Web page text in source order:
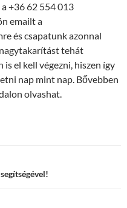
+36 62 554 013
emailt a
és csapatunk azonnal
tehát
is el kell végezni, hiszen így
nap mint nap. Bővebben
olvashat.